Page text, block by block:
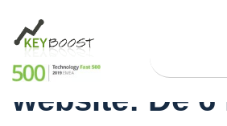
Hoe
website: De 6